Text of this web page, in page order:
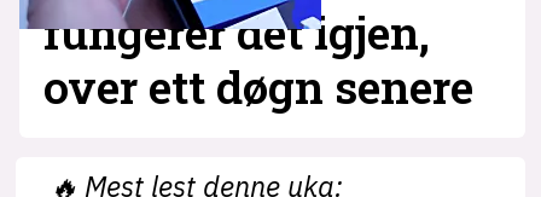
fungerer det igjen,
over ett døgn senere
🔥 Mest lest denne uka: